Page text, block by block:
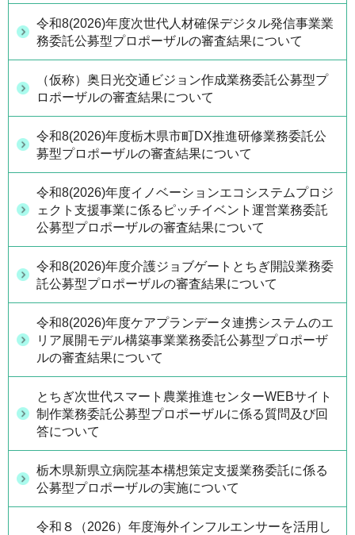
令和8(2026)年度次世代人材確保デジタル発信事業業
務委託公募型プロポーザルの審査結果について
（仮称）奥日光交通ビジョン作成業務委託公募型プ
ロポーザルの審査結果について
令和8(2026)年度栃木県市町DX推進研修業務委託公
募型プロポーザルの審査結果について
令和8(2026)年度イノベーションエコシステムプロジ
ェクト支援事業に係るピッチイベント運営業務委託
公募型プロポーザルの審査結果について
令和8(2026)年度介護ジョブゲートとちぎ開設業務委
託公募型プロポーザルの審査結果について
令和8(2026)年度ケアプランデータ連携システムのエ
リア展開モデル構築事業業務委託公募型プロポーザ
ルの審査結果について
とちぎ次世代スマート農業推進センターWEBサイト
制作業務委託公募型プロポーザルに係る質問及び回
答について
栃木県新県立病院基本構想策定支援業務委託に係る
公募型プロポーザルの実施について
令和８（2026）年度海外インフルエンサーを活用し